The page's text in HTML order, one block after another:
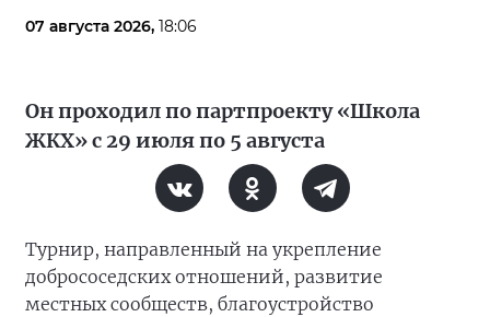
07 августа 2026, 18:06
Он проходил по партпроекту «Школа
ЖКХ» с 29 июля по 5 августа
Турнир, направленный на укрепление
добрососедских отношений, развитие
местных сообществ, благоустройство